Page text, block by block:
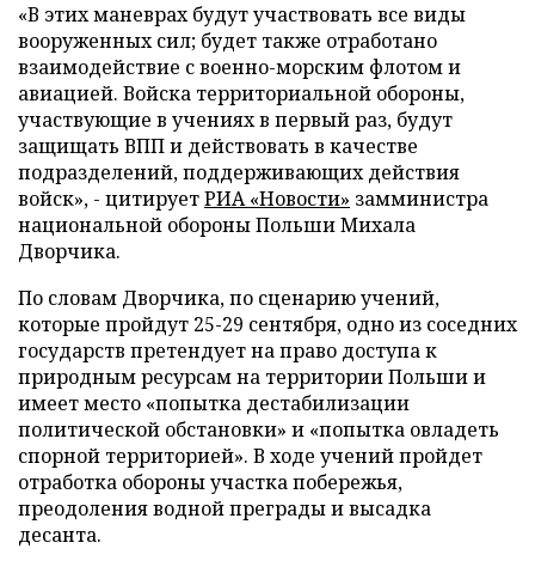
«В этих маневрах будут участвовать все виды
вооруженных сил; будет также отработано
взаимодействие с военно-морским флотом и
авиацией. Войска территориальной обороны,
участвующие в учениях в первый раз, будут
защищать ВПП и действовать в качестве
подразделений, поддерживающих действия
войск», - цитируетРИА «Новости» замминистра
национальной обороны Польши Михала
Дворчика.
По словам Дворчика, по сценарию учений,
которые пройдут 25-29 сентября, одно из соседних
государств претендует на право доступа к
природным ресурсам на территории Польши и
имеет место «попытка дестабилизации
политической обстановки» и «попытка овладеть
спорной территорией». В ходе учений пройдет
отработка обороны участка побережья,
преодоления водной преграды и высадка
десанта.